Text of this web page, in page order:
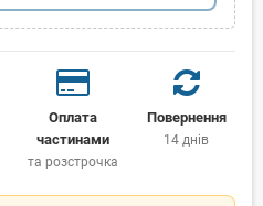
Оплата
частинами
та розстрочка
Повернення
14 днів